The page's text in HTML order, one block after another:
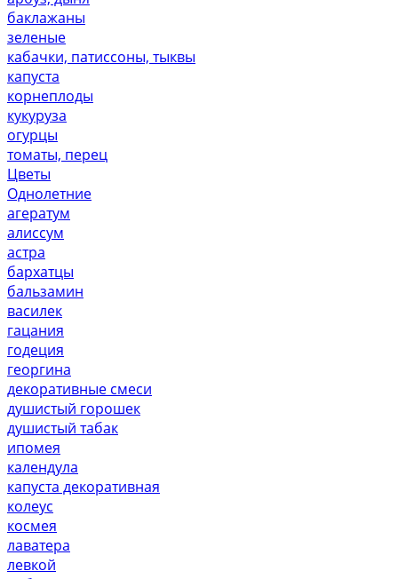
баклажаны
зеленые
кабачки, патиссоны, тыквы
капуста
корнеплоды
кукуруза
огурцы
томаты, перец
Цветы
Однолетние
агератум
алиссум
астра
бархатцы
бальзамин
василек
гацания
годеция
георгина
декоративные смеси
душистый горошек
душистый табак
ипомея
календула
капуста декоративная
колеус
космея
лаватера
левкой